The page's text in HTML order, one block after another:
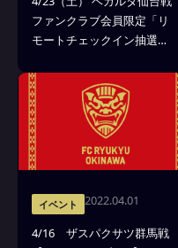
ファンクラブ会員限定「リ
モートチェックイン抽選
イベント 2022.04.01
4/16 ザスパクサツ群馬戦